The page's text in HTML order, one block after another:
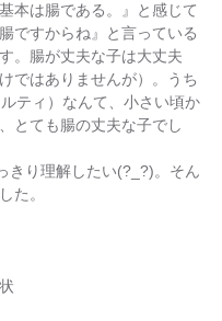
本は腸である。』と感じて
ですからね』と言っている
。腸が丈夫な子は大丈夫
ではありませんが）。うち
ティ）なんて、小さい頃か
とても腸の丈夫な子でし
きり理解したい(?_?)。そん
た。